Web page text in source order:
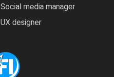
Social media manager
UX designer